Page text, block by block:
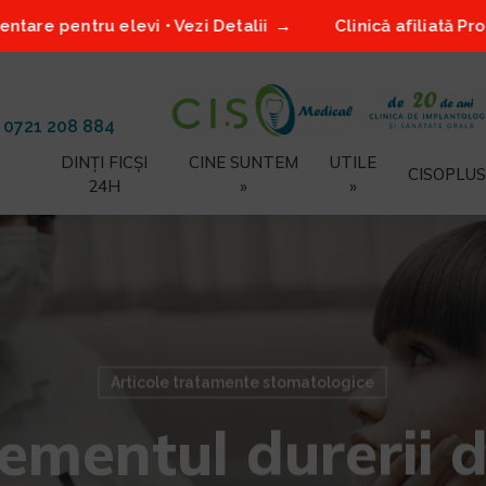
elevi • Vezi Detalii Clinică afiliată Proiect Smile2
0721 208 884
DINȚI FICȘI
24H
CINE SUNTEM
»
UTILE
»
Articole tratamente stomatologice
durerii